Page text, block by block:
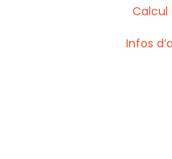
Calcul
Infos